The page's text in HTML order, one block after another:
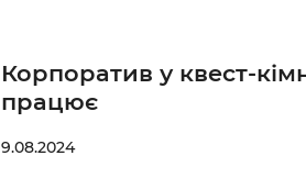
Корпоратив у квест-
працює
9.08.2024